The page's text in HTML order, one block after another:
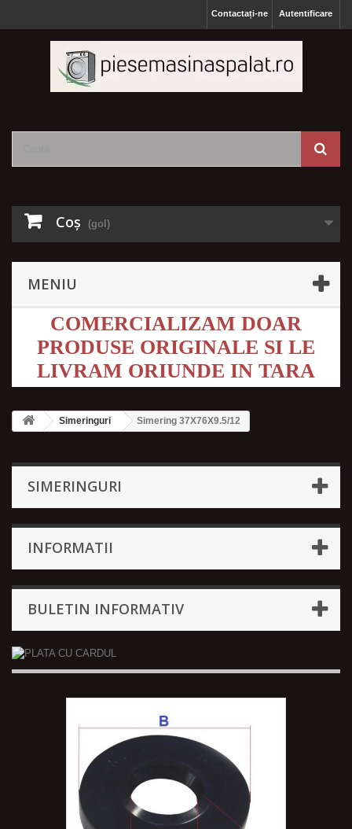
Autentificare
Contactați-ne
Coş (gol)
MENIU
COMERCIALIZAM DOAR
PRODUSE ORIGINALE SI LE
LIVRAM ORIUNDE IN TARA
Simeringuri Simering 37X76X9.5/12
SIMERINGURI
INFORMATII
BULETIN INFORMATIV